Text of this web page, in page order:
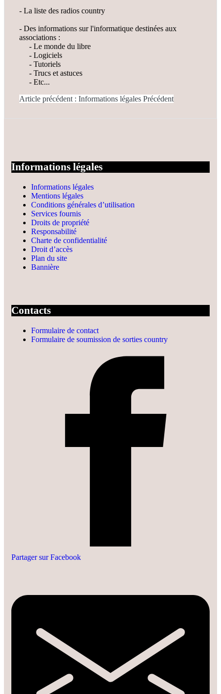
- La liste des radios country
- Des informations sur l'informatique destinées aux
associations :
- Le monde du libre
- Logiciels
- Tutoriels
- Trucs et astuces
- Etc...
Article précédent : Informations légales Précédent
Informations légales
Informations légales
Mentions légales
Conditions générales d’utilisation
Services fournis
Droits de propriété
Responsabilité
Charte de confidentialité
Droit d’accès
Plan du site
Bannière
Contacts
Formulaire de contact
Formulaire de soumission de sorties country
Partager sur Facebook